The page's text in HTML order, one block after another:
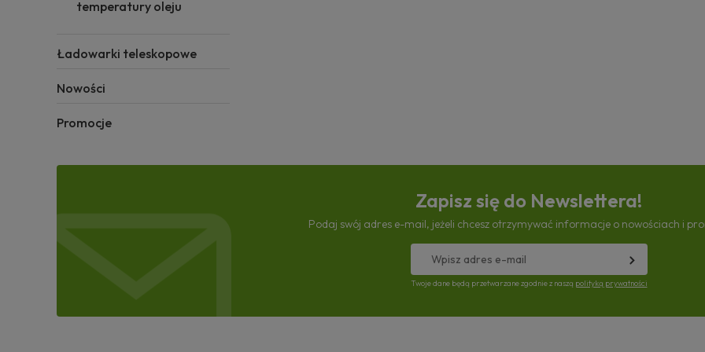
temperatury oleju
Ładowarki teleskopowe
Nowości
Promocje
Zapisz się do Newslettera!
Podaj swój adres e-mail, jeżeli chcesz otrzymywać informacje o nowościach i
Twoje dane będą przetwarzane zgodnie z naszą polityką prywatności